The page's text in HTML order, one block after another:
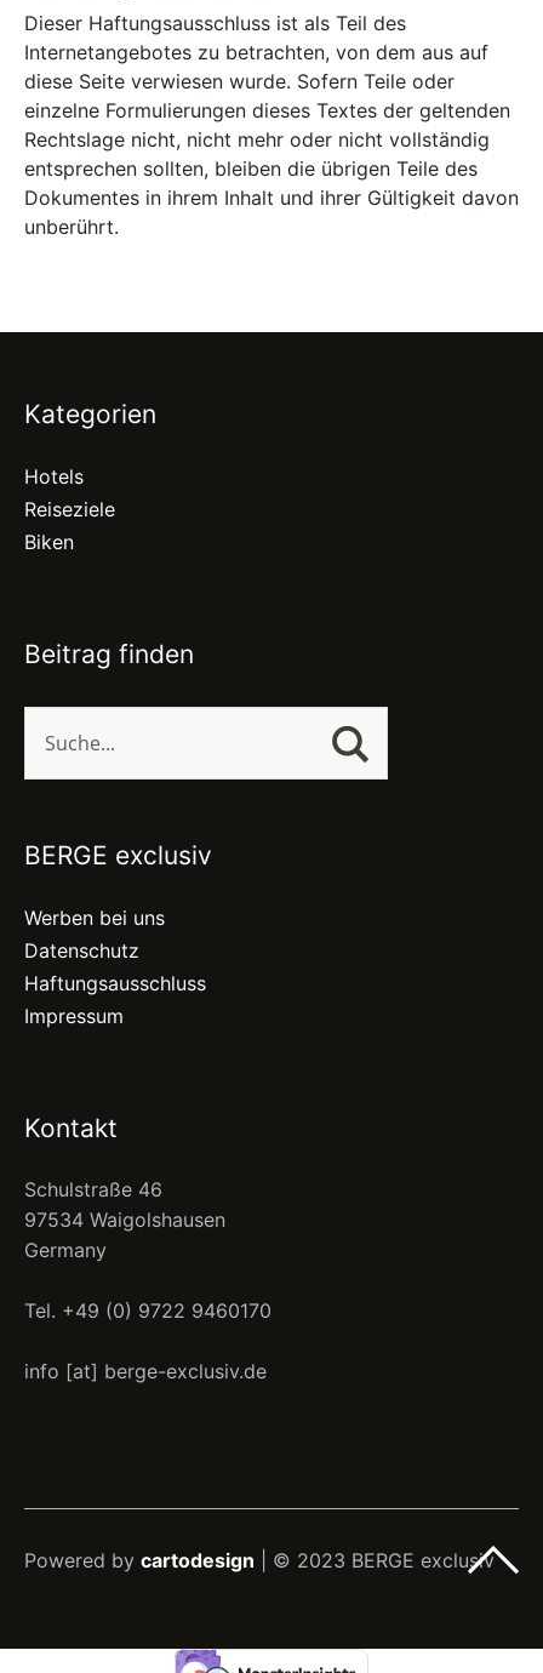
Dieser Haftungsausschluss ist als Teil des
Internetangebotes zu betrachten, von dem aus auf
diese Seite verwiesen wurde. Sofern Teile oder
einzelne Formulierungen dieses Textes der geltenden
Rechtslage nicht, nicht mehr oder nicht vollständig
entsprechen sollten, bleiben die übrigen Teile des
Dokumentes in ihrem Inhalt und ihrer Gültigkeit davon
unberührt.
Kategorien
Hotels
Reiseziele
Biken
Beitrag finden
BERGE exclusiv
Werben bei uns
Datenschutz
Haftungsausschluss
Impressum
Kontakt
Schulstraße 46
97534 Waigolshausen
Germany
Tel. +49 (0) 9722 9460170
info [at] berge-exclusiv.de
Powered by cartodesign | © 2023 BERGE exclusiv